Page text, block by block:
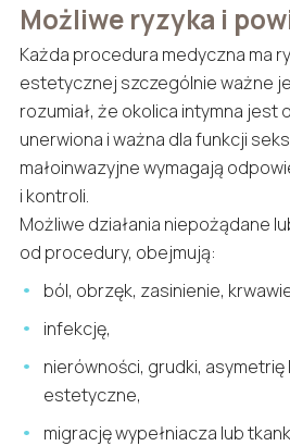
Możliwe ryzyka i
Każda procedura medyczna ma
estetycznej szczególnie ważne
rozumiał, że okolica intymna jest
unerwiona i ważna dla funkcji
małoinwazyjne wymagają
i kontroli.
Możliwe działania niepożądane
od procedury, obejmują:
ból, obrzęk, zasinienie,
infekcję,
nierówności, grudki,
estetyczne,
migrację wypełniacza lub